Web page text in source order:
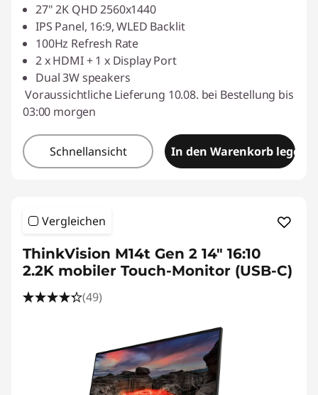
27" 2K QHD 2560x1440
IPS Panel, 16:9, WLED Backlit
100Hz Refresh Rate
2 x HDMI + 1 x Display Port
Dual 3W speakers
Voraussichtliche Lieferung 10.08. bei Bestellung bis
03:00 morgen
Schnellansicht In den Warenkorb legen
Vergleichen
ThinkVision M14t Gen 2 14" 16:10
2.2K mobiler Touch-Monitor (USB-C)
(49)